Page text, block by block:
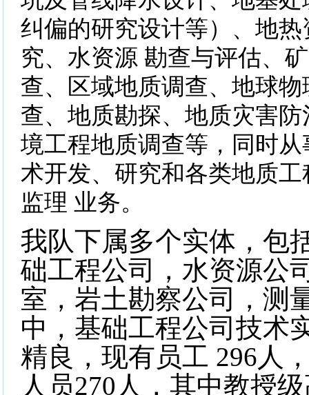
纠偏的研究设计等）、地
究、水资源 勘查与评估、
查、区域地质调查、地球
查、地质勘探、地质灾害
境工程地质调查等，同时
术开发、研究和各类地质
监理 业务。
我队下属多个实体，包
础工程公司，水资源公
室，岩土勘察公司，测
中，基础工程公司技术
精良，现有员工 296人
人员270人，其中教授